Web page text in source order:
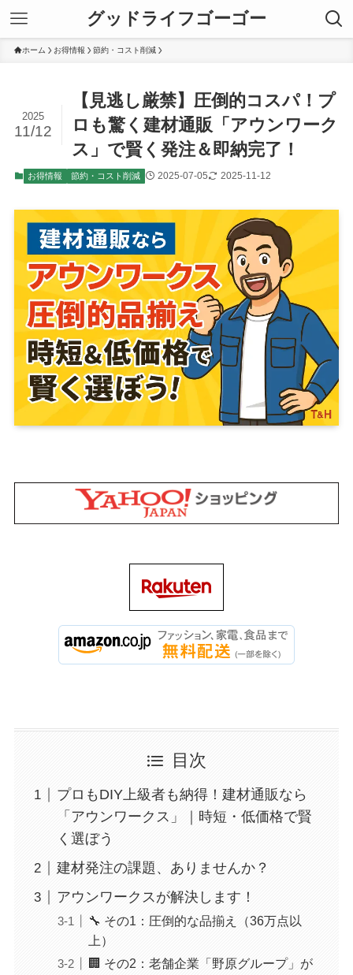
グッドライフゴーゴー
ホーム お得情報 節約・コスト削減
【見逃し厳禁】圧倒的コスパ！プ
ロも驚く建材通販「アウンワーク
ス」で賢く発注＆即納完了！
2025
11/12
お得情報 節約・コスト削減 2025-07-05 2025-11-12
目次
プロもDIY上級者も納得！建材通販なら
「アウンワークス」｜時短・低価格で賢
く選ぼう
建材発注の課題、ありませんか？
アウンワークスが解決します！
🔧 その1：圧倒的な品揃え（36万点以
上）
🏢 その2：老舗企業「野原グループ」が